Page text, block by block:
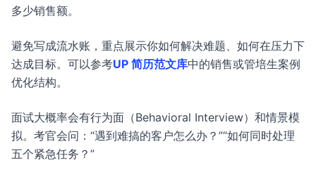
多少销售额。
避免写成流水账，重点展示你如何解决难题、如何在压力下
达成目标。可以参考UP 简历范文库中的销售或管培生案例
优化结构。
面试大概率会有行为面（Behavioral Interview）和情景模
拟。考官会问：“遇到难搞的客户怎么办？”“如何同时处理
五个紧急任务？”